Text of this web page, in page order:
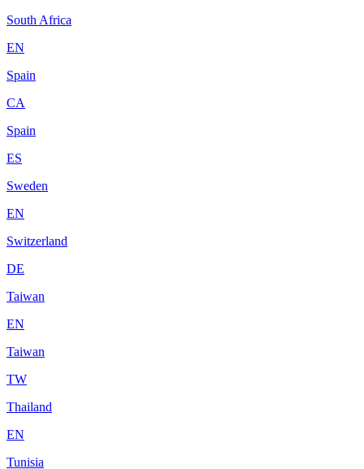
South Africa
EN
Spain
CA
Spain
ES
Sweden
EN
Switzerland
DE
Taiwan
EN
Taiwan
TW
Thailand
EN
Tunisia